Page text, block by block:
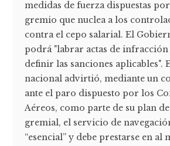
medidas de fuerza dispuestas
gremio que nuclea a los
contra el cepo salarial. El
podrá "labrar actas de infracción
definir las sanciones aplicables".
nacional advirtió, mediante un
ante el paro dispuesto por los
Aéreos, como parte de su plan
gremial, el servicio de
“esencial” y debe prestarse en al